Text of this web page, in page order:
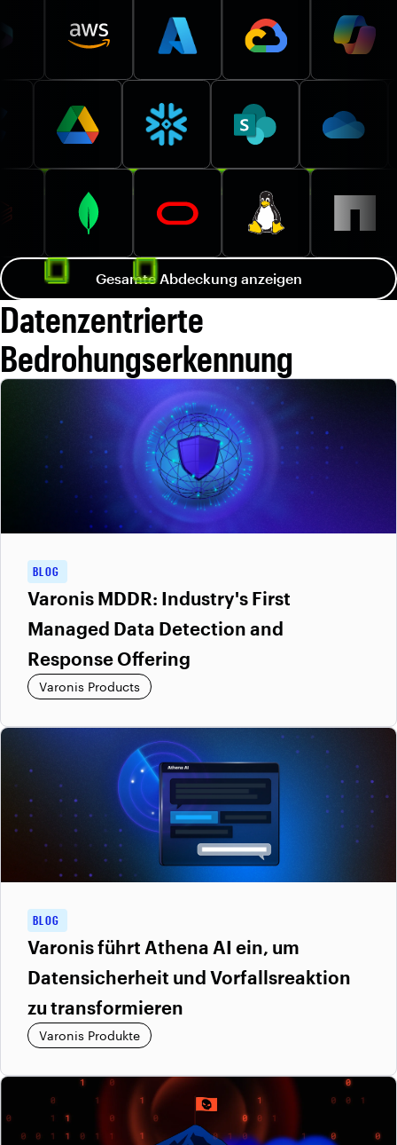
Gesamte Abdeckung anzeigen
Datenzentrierte
Bedrohungserkennung
BLOG
Varonis MDDR: Industry's First
Managed Data Detection and
Response Offering
Varonis Products
BLOG
Varonis führt Athena AI ein, um
Datensicherheit und Vorfallsreaktion
zu transformieren
Varonis Produkte